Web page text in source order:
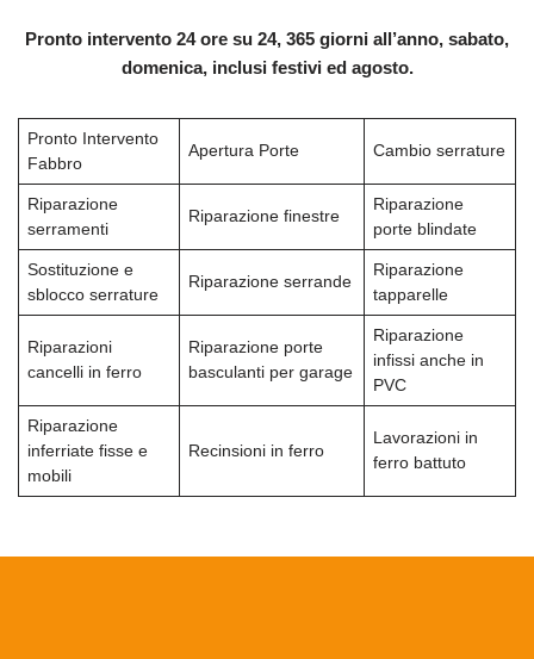
Pronto intervento 24 ore su 24, 365 giorni all’anno, sabato,
domenica, inclusi festivi ed agosto.
Pronto Intervento
Fabbro
Apertura Porte Cambio serrature
Riparazione
serramenti
Riparazione finestre
Riparazione
porte blindate
Sostituzione e
sblocco serrature
Riparazione serrande
Riparazione
tapparelle
Riparazioni
cancelli in ferro
Riparazione porte
basculanti per garage
Riparazione
infissi anche in
PVC
Riparazione
inferriate fisse e
mobili
Recinsioni in ferro
Lavorazioni in
ferro battuto